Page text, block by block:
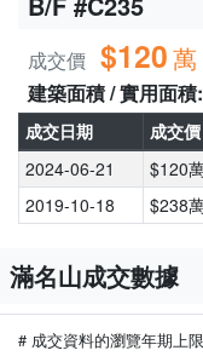
成交價 $120萬
建築面積 / 實用面積:
成交日期 成交價
2024-06-21
$120
2019-10-18
$238
滿名山成交數據
# 成交資料的瀏覽年期上